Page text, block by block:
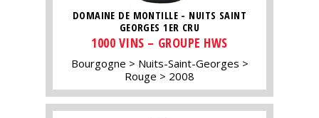
DOMAINE DE MONTILLE - NUITS SAINT
GEORGES 1ER CRU
1000 VINS – GROUPE HWS
Bourgogne
Nuits-Saint-Georges
Rouge
2008